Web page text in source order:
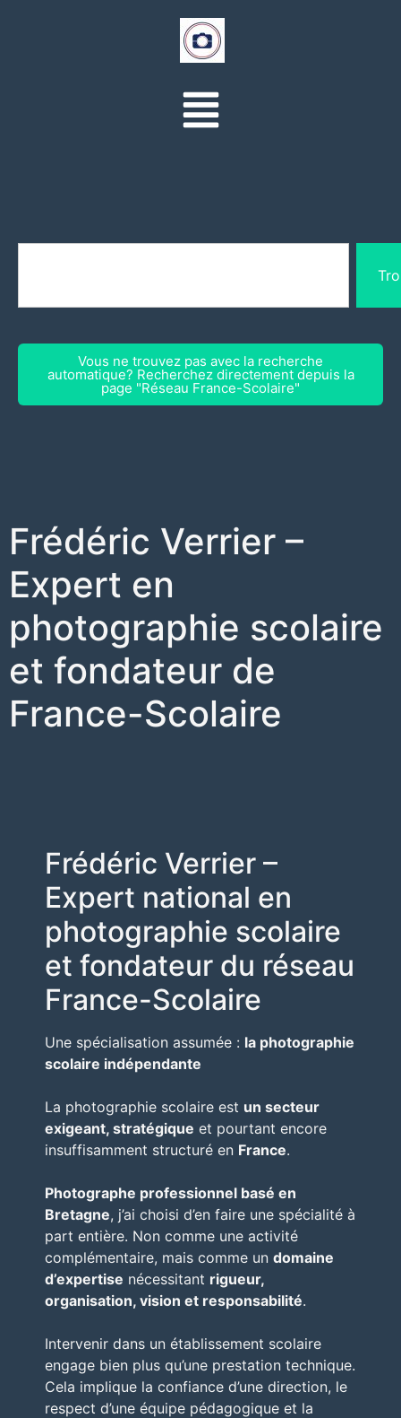
Vous ne trouvez pas avec la recherche
automatique? Recherchez directement depuis la
page "Réseau France-Scolaire"
Frédéric Verrier –
Expert en
photographie scolaire
et fondateur de
France-Scolaire
Frédéric Verrier –
Expert national en
photographie scolaire
et fondateur du réseau
France-Scolaire
Une spécialisation assumée : la photographie
scolaire indépendante
La photographie scolaire est un secteur
exigeant, stratégique et pourtant encore
insuffisamment structuré en France.
Photographe professionnel basé en
Bretagne, j’ai choisi d’en faire une spécialité à
part entière. Non comme une activité
complémentaire, mais comme un domaine
d’expertise nécessitant rigueur,
organisation, vision et responsabilité.
Intervenir dans un établissement scolaire
engage bien plus qu’une prestation technique.
Cela implique la confiance d’une direction, le
respect d’une équipe pédagogique et la